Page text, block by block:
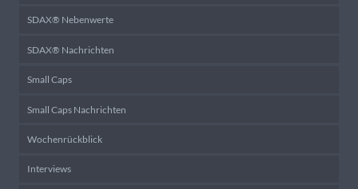
SDAX® Nebenwerte
SDAX® Nachrichten
Small Caps
Small Caps Nachrichten
Wochenrückblick
Interviews